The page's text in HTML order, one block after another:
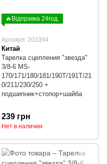
🔥Відправка 24год.
Артикул: 203394
Китай
Тарелка сцепления "звезда"
3/8-6 MS-
170/171/180/181/190T/191T/21
0/211/230/250 +
подшипник+стопор+шайба
239 грн
Нет в наличии